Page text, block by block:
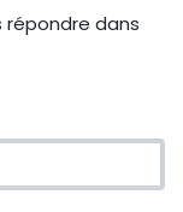
répondre dans